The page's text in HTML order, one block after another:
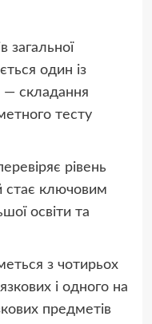
загальної
один із
— складання
тесту
рівень
стає ключовим
освіти та
з чотирьох
і одного на
предметів